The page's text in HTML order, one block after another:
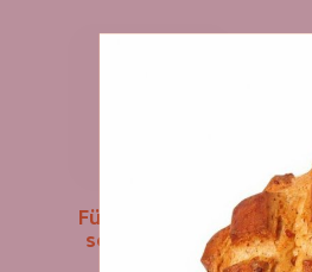
Füstölt sajtos-
sonkás párna